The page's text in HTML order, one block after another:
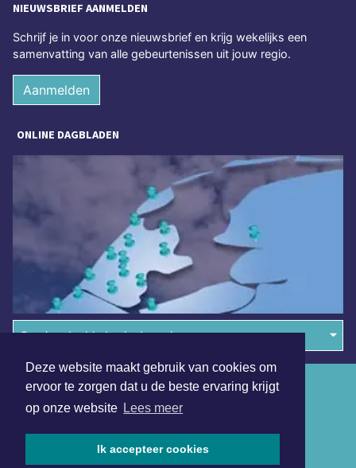
Deze website maakt gebruik van cookies om
ervoor te zorgen dat u de beste ervaring krijgt
op onze website Lees meer
Ik accepteer cookies
NIEUWSBRIEF AANMELDEN
Schrijf je in voor onze nieuwsbrief en krijg wekelijks een
samenvatting van alle gebeurtenissen uit jouw regio.
Aanmelden
ONLINE DAGBLADEN
Overige dagbladen in de regio
Algemene voorwaarden
Disclaimer